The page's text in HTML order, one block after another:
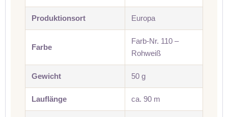
Produktionsort Europa
Farbe
Farb-Nr. 110 –
Rohweiß
Gewicht 50 g
Lauflänge ca. 90 m